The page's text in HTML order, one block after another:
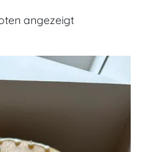
angezeigt